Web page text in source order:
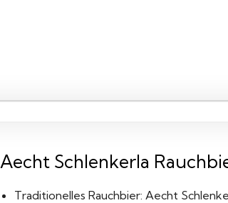
Aecht Schlenkerla
Traditionelles Rauchbier: Aecht